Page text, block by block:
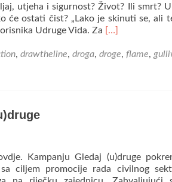
utjeha i sigurnost? Život? Ili smrt?
će ostati čist? „Lako je skinuti se, ali
Udruge Vida. Za Read
about
Trg
Šišmiš
[…]
, drawtheline, droga, droge, flame,
Kampanju Gledaj (u)druge
ciljem promocije rada civilnog